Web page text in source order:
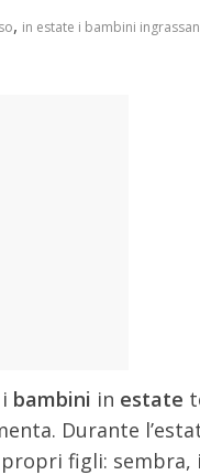
, in estate i bambini
bambini in estate
Durante
figli: sembra,